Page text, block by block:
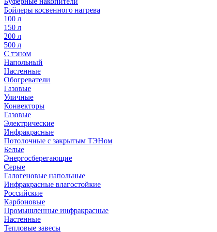
Бойлеры косвенного нагрева
100 л
150 л
200 л
500 л
С тэном
Напольный
Настенные
Обогреватели
Газовые
Уличные
Конвекторы
Газовые
Электрические
Инфракрасные
Потолочные с закрытым ТЭНом
Белые
Энергосберегающие
Серые
Галогеновые напольные
Инфракрасные влагостойкие
Российские
Карбоновые
Промышленные инфракрасные
Настенные
Тепловые завесы